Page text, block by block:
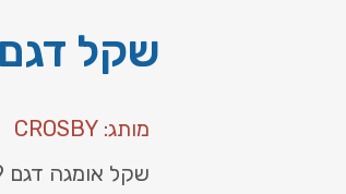
שקל דגם G-209
מותג: CROSBY
שקל אומגה דגם G-209 , עשוי מסגסוגת פלדה